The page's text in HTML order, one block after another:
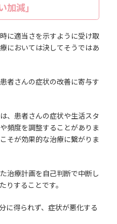
加減」
に適当さを示すように受け取
においては決してそうではあ
者さんの症状の改善に寄与す
、患者さんの症状や生活スタ
頻度を調整することがありま
そが効果的な治療に繋がりま
治療計画を自己判断で中断し
りすることです。
に得られず、症状が悪化する